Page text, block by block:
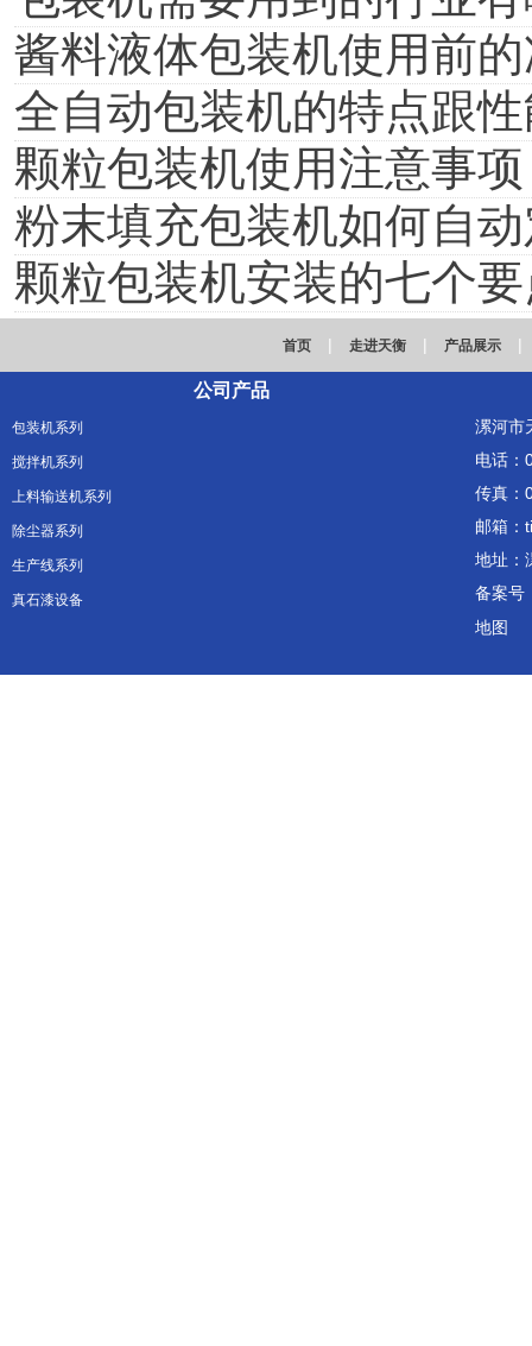
酱料液体包装机使用前
全自动包装机的特点跟
颗粒包装机使用注意事项
粉末填充包装机如何自
颗粒包装机安装的七个
首页 | 走进天衡 | 产品展示 |
公司产品
包装机系列
搅拌机系列
上料输送机系列
除尘器系列
生产线系列
真石漆设备
漯河市
电话：
传真：
邮箱：
地址：
备案号
地图